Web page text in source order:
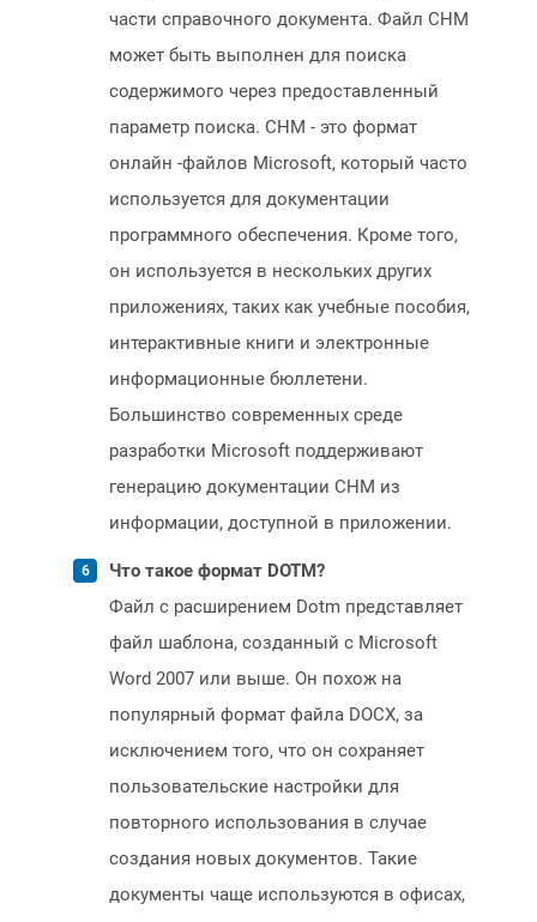
части справочного документа. Файл CHM
может быть выполнен для поиска
содержимого через предоставленный
параметр поиска. CHM - это формат
онлайн -файлов Microsoft, который часто
используется для документации
программного обеспечения. Кроме того,
он используется в нескольких других
приложениях, таких как учебные пособия,
интерактивные книги и электронные
информационные бюллетени.
Большинство современных среде
разработки Microsoft поддерживают
генерацию документации CHM из
информации, доступной в приложении.
Что такое формат DOTM?
Файл с расширением Dotm представляет
файл шаблона, созданный с Microsoft
Word 2007 или выше. Он похож на
популярный формат файла DOCX, за
исключением того, что он сохраняет
пользовательские настройки для
повторного использования в случае
создания новых документов. Такие
документы чаще используются в офисах,